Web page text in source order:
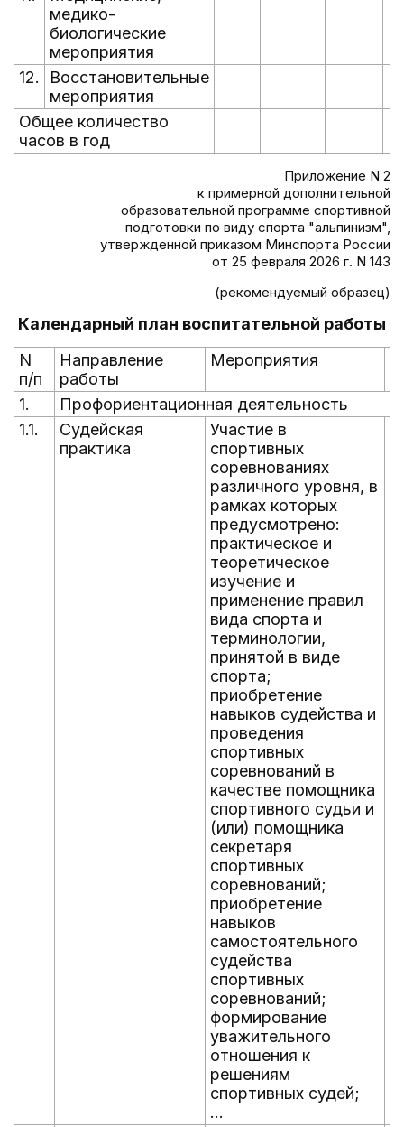
медико-
биологические
мероприятия
12.
Восстановительные
мероприятия
Общее количество
часов в год
Приложение N 2
к примерной дополнительной
образовательной программе спортивной
подготовки по виду спорта "альпинизм",
утвержденной приказом Минспорта России
от 25 февраля 2026 г. N 143
(рекомендуемый образец)
Календарный план воспитательной работы
N
п/п
Направление
работы
Мероприятия
1.
Профориентационная деятельность
1.1.
Судейская
практика
Участие в
спортивных
соревнованиях
различного уровня, в
рамках которых
предусмотрено:
практическое и
теоретическое
изучение и
применение правил
вида спорта и
терминологии,
принятой в виде
спорта;
приобретение
навыков судейства и
проведения
спортивных
соревнований в
качестве помощника
спортивного судьи и
(или) помощника
секретаря
спортивных
соревнований;
приобретение
навыков
самостоятельного
судейства
спортивных
соревнований;
формирование
уважительного
отношения к
решениям
спортивных судей;
...